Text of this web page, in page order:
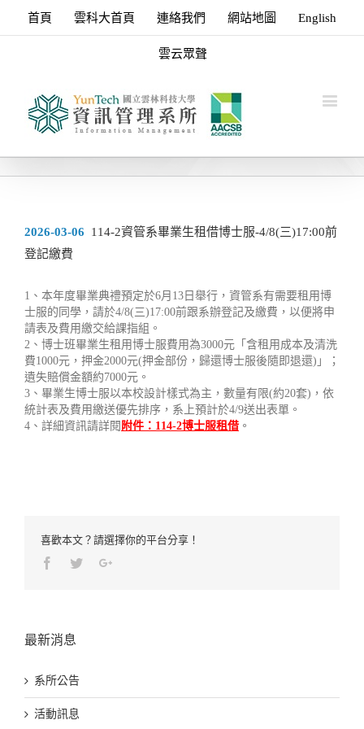
首頁 雲科大首頁 連絡我們 網站地圖 English
雲云眾聲
2026-03-06 114-2資管系畢業生租借博士服-4/8(三)17:00前
登記繳費
1、本年度畢業典禮預定於6月13日舉行，資管系有需要租用博
士服的同學，請於4/8(三)17:00前跟系辦登記及繳費，以便將申
請表及費用繳交給課指組。
2、博士班畢業生租用博士服費用為3000元「含租用成本及清洗
費1000元，押金2000元(押金部份，歸還博士服後隨即退還)」；
遺失賠償金額約7000元。
3、畢業生博士服以本校設計樣式為主，數量有限(約20套)，依
統計表及費用繳送優先排序，系上預計於4/9送出表單。
4、詳細資訊請詳閱 附件：114-2博士服租借。
喜歡本文？請選擇你的平台分享！
Facebook
TwitterGoogle+
最新消息
系所公告
活動訊息